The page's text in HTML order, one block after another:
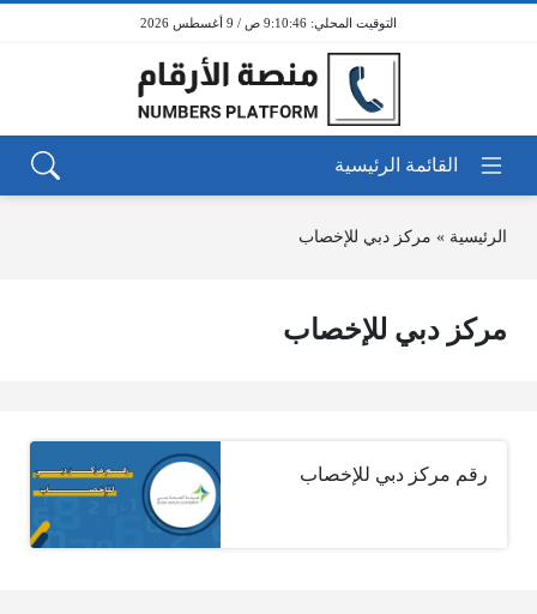
9:10:46 ص / 9 أغسطس 2026
الرئيسية » مركز دبي للإخصاب
مركز دبي للإخصاب
رقم مركز دبي للإخصاب